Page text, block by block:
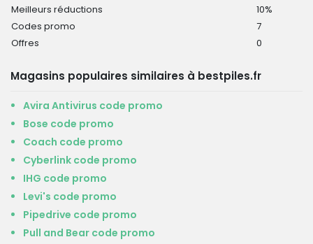
Meilleurs réductions
10%
Codes promo
7
Offres
0
Magasins populaires similaires à bestpiles.fr
Avira Antivirus code promo
Bose code promo
Coach code promo
Cyberlink code promo
IHG code promo
Levi's code promo
Pipedrive code promo
Pull and Bear code promo